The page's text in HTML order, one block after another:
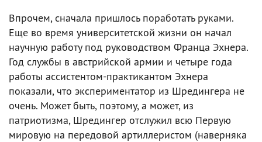
Впрочем, сначала пришлось поработать руками.
Еще во время университетской жизни он начал
научную работу под руководством Франца Эхнера.
Год службы в австрийской армии и четыре года
работы ассистентом-практикантом Эхнера
показали, что экспериментатор из Шредингера не
очень. Может быть, поэтому, а может, из
патриотизма, Шредингер отслужил всю Первую
мировую на передовой артиллеристом (наверняка